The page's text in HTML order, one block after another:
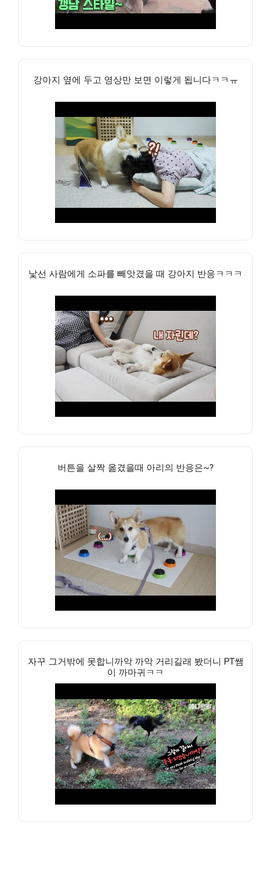
강아지 옆에 두고 영상만 보면 이렇게 됩니다ㅋㅋㅠ
낯선 사람에게 소파를 빼앗겼을 때 강아지 반응ㅋㅋㅋ
버튼을 살짝 옮겼을때 아리의 반응은~?
자꾸 그거밖에 못합니까악 까악 거리길래 봤더니 PT쌤
이 까마귀ㅋㅋ